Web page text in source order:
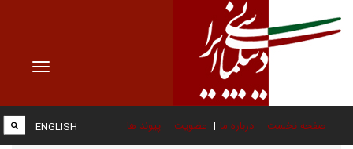
Toggle
صفحه نخست درباره ما عضویت پیوند ها ENGLISH